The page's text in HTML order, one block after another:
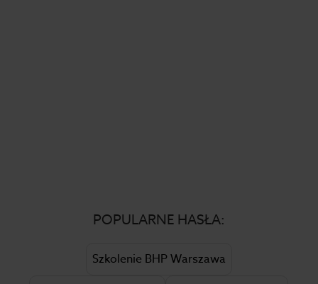
POPULARNE HASŁA:
Szkolenie BHP Warszawa